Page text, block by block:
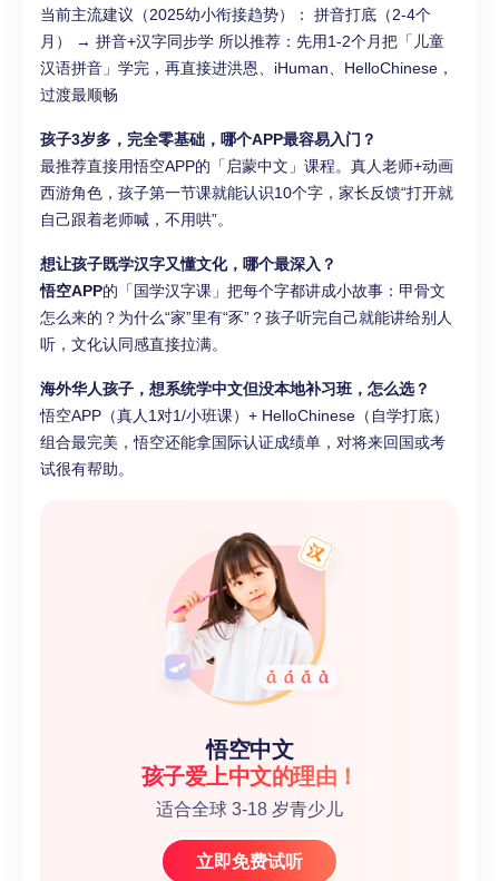
当前主流建议（2025幼小衔接趋势）： 拼音打底（2-4个
月） → 拼音+汉字同步学 所以推荐：先用1-2个月把「儿童
汉语拼音」学完，再直接进洪恩、iHuman、HelloChinese，
过渡最顺畅
孩子3岁多，完全零基础，哪个APP最容易入门？
最推荐直接用悟空APP的「启蒙中文」课程。真人老师+动画
西游角色，孩子第一节课就能认识10个字，家长反馈“打开就
自己跟着老师喊，不用哄”。
想让孩子既学汉字又懂文化，哪个最深入？
悟空APP的「国学汉字课」把每个字都讲成小故事：甲骨文
怎么来的？为什么“家”里有“豕”？孩子听完自己就能讲给别人
听，文化认同感直接拉满。
海外华人孩子，想系统学中文但没本地补习班，怎么选？
悟空APP（真人1对1/小班课）+ HelloChinese（自学打底）
组合最完美，悟空还能拿国际认证成绩单，对将来回国或考
试很有帮助。
悟空中文
孩子爱上中文的理由！
适合全球 3-18 岁青少儿
立即免费试听